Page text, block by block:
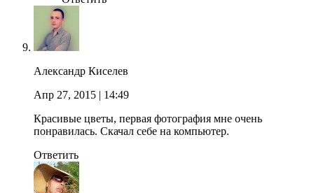
Александр Киселев
Апр 27, 2015 | 14:49
Красивые цветы, первая фотография мне очень
понравилась. Скачал себе на компьютер.
Ответить